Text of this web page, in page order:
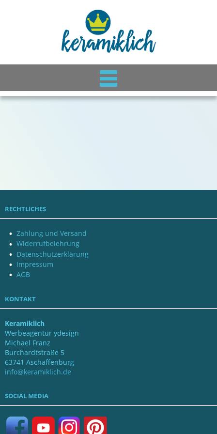
RECHTLICHES
Zahlung und Versand
Widerrufbelehrung
Datenschutzerklärung
Impressum
AGB
KONTAKT
Keramiklich
Werbeagentur ydesign
Michael Franz
Burchardtstraße 5
63741 Aschaffenburg
info@keramiklich.de
SOCIAL MEDIA